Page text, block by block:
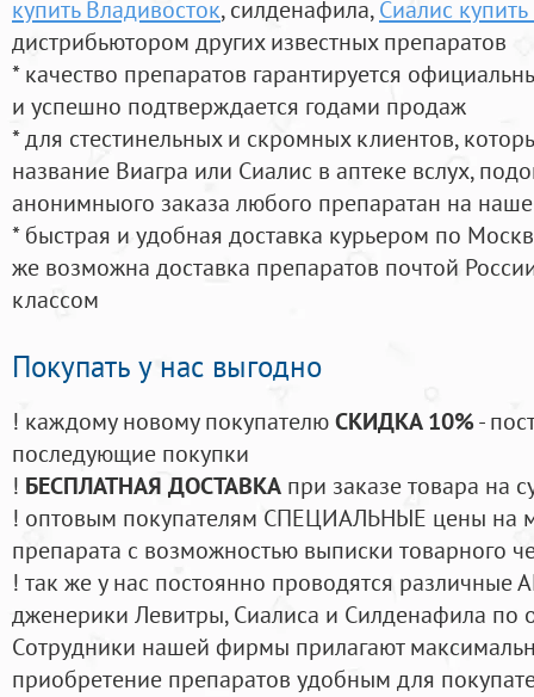
купить Владивосток, силденафила, Сиалис
дистрибьютором других известных препаратов
* качество препаратов гарантируется
и успешно подтверждается годами продаж
* для стестинельных и скромных клиентов,
название Виагра или Сиалис в аптеке вслух,
анонимныого заказа любого препаратан на
* быстрая и удобная доставка курьером по
же возможна доставка препаратов почтой
классом
Покупать у нас выгодно
! каждому новому покупателюСКИДКА 10%-
последующие покупки
! БЕСПЛАТНАЯ ДОСТАВКА при заказе товара на
! оптовым покупателям СПЕЦИАЛЬНЫЕ цены на
препарата с возможностью выписки товарного
! так же у нас постоянно проводятся
дженерики Левитры, Сиалиса и Силденафила по
Cотрудники нашей фирмы прилагают
приобретение препаратов удобным для